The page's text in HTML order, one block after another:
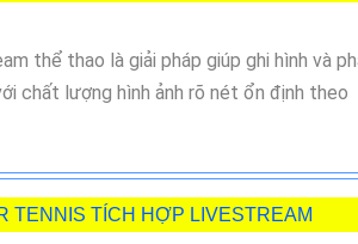
thể thao là giải pháp giúp ghi hình và
chất lượng hình ảnh rõ nét ổn định theo
TENNIS TÍCH HỢP LIVESTREAM